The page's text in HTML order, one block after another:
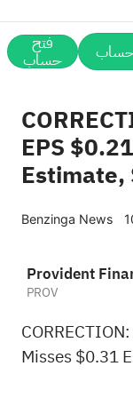
فتح
حساب
EPS
Estimate,
Benzinga News
PROV
Misses $0.31